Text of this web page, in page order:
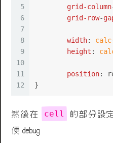
5
6
7
8
9
10
11
12
grid-column
grid-row-
width: calc
height :
position:
}
然後在 cell 的部分設
便 debug